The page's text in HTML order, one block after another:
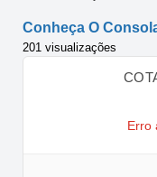
Conheça O
201 visualizações
Erro